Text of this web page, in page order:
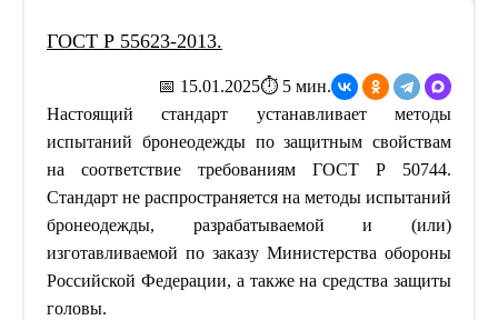
ГОСТ Р 55623-2013.
📅 15.01.2025⏱ 5 мин.
Настоящий стандарт устанавливает методы
испытаний бронеодежды по защитным свойствам
на соответствие требованиям ГОСТ Р 50744.
Стандарт не распространяется на методы испытаний
бронеодежды, разрабатываемой и (или)
изготавливаемой по заказу Министерства обороны
Российской Федерации, а также на средства защиты
головы.